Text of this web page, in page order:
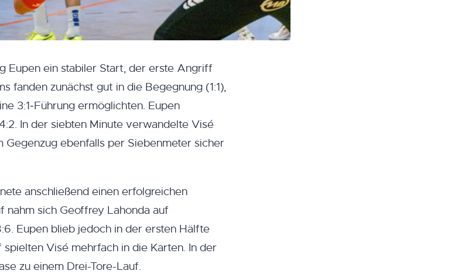
Eupen ein stabiler Start, der erste Angriff
fanden zunächst gut in die Begegnung (1:1),
3:1‑Führung ermöglichten. Eupen
In der siebten Minute verwandelte Visé
ebenfalls per Siebenmeter sicher
anschließend einen erfolgreichen
nahm sich Geoffrey Lahonda auf
Eupen blieb jedoch in der ersten Hälfte
Visé mehrfach in die Karten. In der
zu einem Drei-Tore-Lauf.